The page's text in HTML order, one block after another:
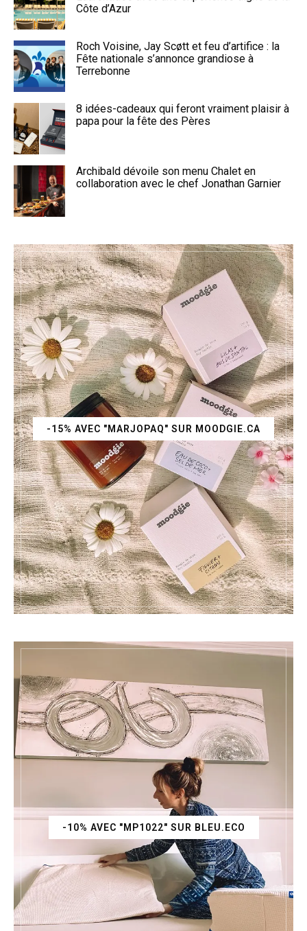
Côte d’Azur
Roch Voisine, Jay Scøtt et feu d’artifice : la
Fête nationale s’annonce grandiose à
Terrebonne
8 idées-cadeaux qui feront vraiment plaisir à
papa pour la fête des Pères
Archibald dévoile son menu Chalet en
collaboration avec le chef Jonathan Garnier
-15% AVEC "MARJOPAQ" SUR MOODGIE.CA
-10% AVEC "MP1022" SUR BLEU.ECO